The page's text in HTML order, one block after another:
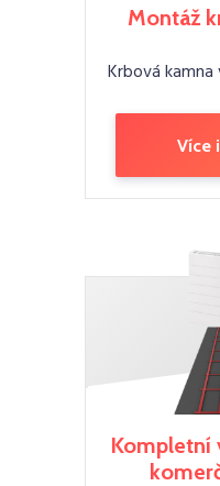
Montáž
Krbová
Více
Kompletní